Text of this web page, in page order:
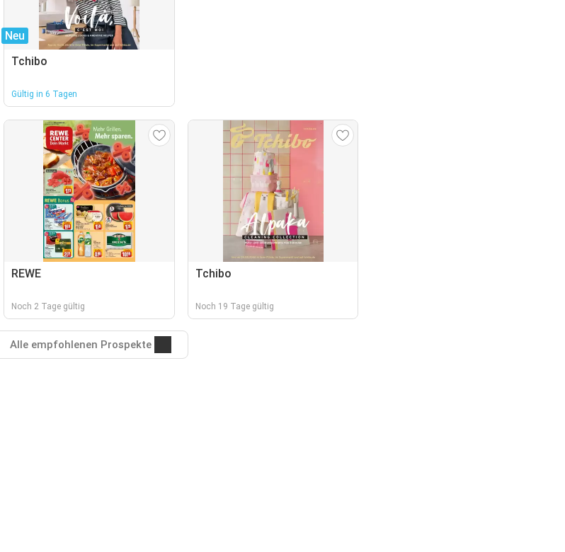
Neu
Tchibo
Gültig in 6 Tagen
REWE
Noch 2 Tage gültig
Tchibo
Noch 19 Tage gültig
Alle empfohlenen Prospekte